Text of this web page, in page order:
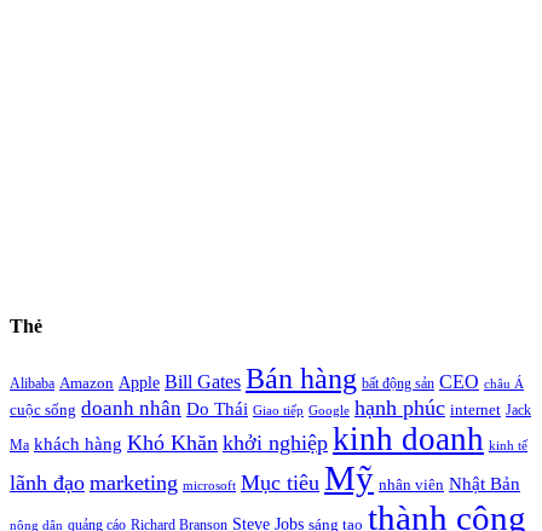
Thẻ
Alibaba Amazon Apple Bill Gates Bán hàng bất động sản CEO châu Á
cuộc sống doanh nhân Do Thái Giao tiếp Google hạnh phúc internet Jack
Ma khách hàng Khó Khăn khởi nghiệp kinh doanh kinh tế
lãnh đạo marketing microsoft Mục tiêu Mỹ nhân viên Nhật Bản
nông dân quảng cáo Richard Branson Steve Jobs sáng tạo thành công